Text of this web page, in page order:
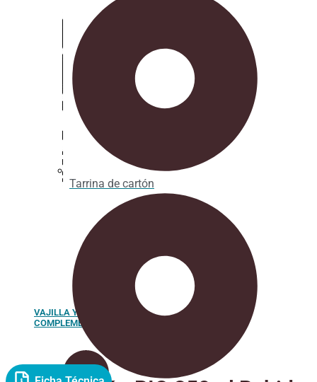
VAJILLA Y
COMPLEMENTOS
Tarrina de cartón